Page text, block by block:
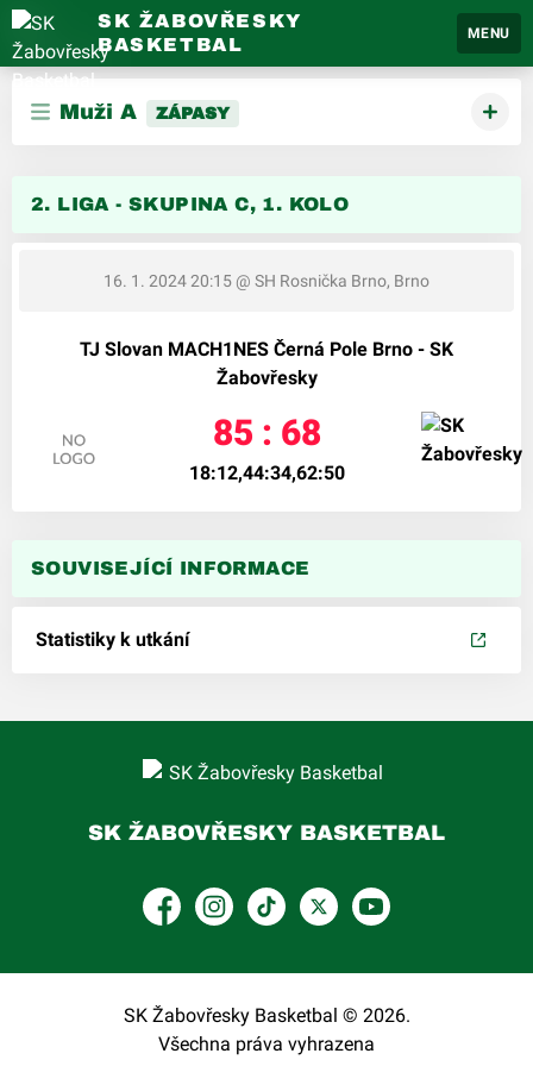
SK ŽABOVŘESKY
BASKETBAL
MENU
Muži A ZÁPASY
2. LIGA - SKUPINA C, 1. KOLO
16. 1. 2024 20:15 @ SH Rosnička Brno, Brno
TJ Slovan MACH1NES Černá Pole Brno - SK
Žabovřesky
85 : 68
18:12,44:34,62:50
SOUVISEJÍCÍ INFORMACE
Statistiky k utkání
SK ŽABOVŘESKY BASKETBAL
FacebookInstagram
TikTokPlatform X
YouTube
SK Žabovřesky Basketbal © 2026.
Všechna práva vyhrazena